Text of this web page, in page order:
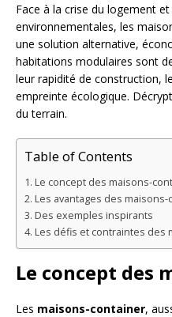
Face à la crise du logement
environnementales, les
une solution alternative,
habitations modulaires sont
leur rapidité de construction,
empreinte écologique.
du terrain.
Table of Contents
Le concept des maisons-
Les avantages des
Des exemples inspirants
Les défis et contraintes des
Le concept des
Les maisons-container,